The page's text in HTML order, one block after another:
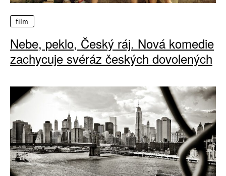
film
Nebe, peklo, Český ráj. Nová komedie
zachycuje svéráz českých dovolených